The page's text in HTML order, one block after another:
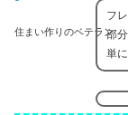
住まい作りのベテラン
フ
部
単